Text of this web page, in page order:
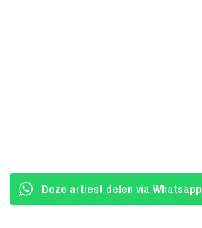
Deze artiest delen via Whatsapp